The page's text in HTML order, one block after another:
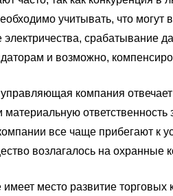
учитывать, что могут
срабатывание
и возможно,
компания
материальную
все чаще прибегают к
возлагалось на охранные
место развитие торговых